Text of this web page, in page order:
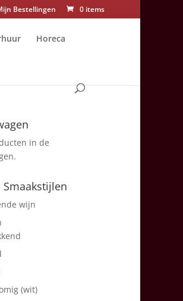
Bestellingen 0 items
Horeca
in de
wijn
(wit)